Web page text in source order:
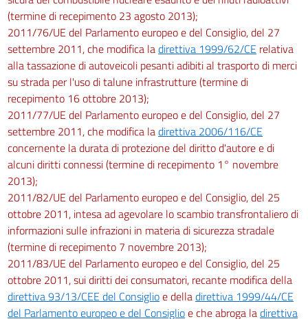
(termine di recepimento 23 agosto 2013);
2011/76/UE del Parlamento europeo e del Consiglio, del 27
settembre 2011, che modifica ladirettiva 1999/62/CE relativa
alla tassazione di autoveicoli pesanti adibiti al trasporto di merci
su strada per l'uso di talune infrastrutture (termine di
recepimento 16 ottobre 2013);
2011/77/UE del Parlamento europeo e del Consiglio, del 27
settembre 2011, che modifica ladirettiva 2006/116/CE
concernente la durata di protezione del diritto d'autore e di
alcuni diritti connessi (termine di recepimento 1° novembre
2013);
2011/82/UE del Parlamento europeo e del Consiglio, del 25
ottobre 2011, intesa ad agevolare lo scambio transfrontaliero di
informazioni sulle infrazioni in materia di sicurezza stradale
(termine di recepimento 7 novembre 2013);
2011/83/UE del Parlamento europeo e del Consiglio, del 25
ottobre 2011, sui diritti dei consumatori, recante modifica della
direttiva 93/13/CEE del Consiglioe delladirettiva 1999/44/CE
del Parlamento europeo e del Consiglioe che abroga ladirettiva